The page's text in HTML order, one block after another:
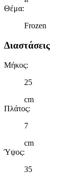
Θέμα:
Frozen
Διαστάσεις
Μήκος:
25
cm
Πλάτος:
7
cm
Ύψος:
35